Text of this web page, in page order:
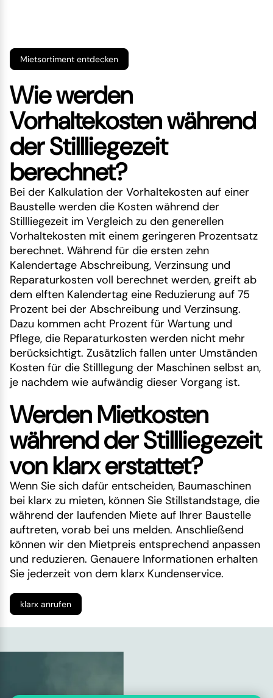
Mietsortiment entdecken
Wie werden
Vorhaltekosten während
der Stillliegezeit
berechnet?
Bei der Kalkulation der Vorhaltekosten auf einer
Baustelle werden die Kosten während der
Stillliegezeit im Vergleich zu den generellen
Vorhaltekosten mit einem geringeren Prozentsatz
berechnet. Während für die ersten zehn
Kalendertage Abschreibung, Verzinsung und
Reparaturkosten voll berechnet werden, greift ab
dem elften Kalendertag eine Reduzierung auf 75
Prozent bei der Abschreibung und Verzinsung.
Dazu kommen acht Prozent für Wartung und
Pflege, die Reparaturkosten werden nicht mehr
berücksichtigt. Zusätzlich fallen unter Umständen
Kosten für die Stilllegung der Maschinen selbst an,
je nachdem wie aufwändig dieser Vorgang ist.
Werden Mietkosten
während der Stillliegezeit
von klarx erstattet?
Wenn Sie sich dafür entscheiden, Baumaschinen
bei klarx zu mieten, können Sie Stillstandstage, die
während der laufenden Miete auf Ihrer Baustelle
auftreten, vorab bei uns melden. Anschließend
können wir den Mietpreis entsprechend anpassen
und reduzieren. Genauere Informationen erhalten
Sie jederzeit von dem klarx Kundenservice.
klarx anrufen